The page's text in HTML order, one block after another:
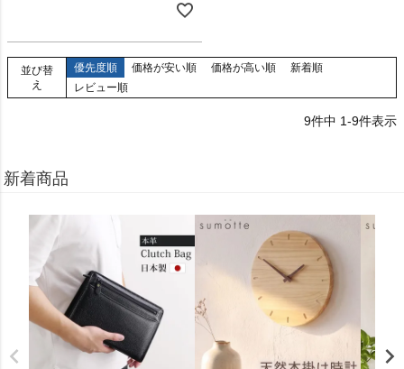
並び替
え
優先度順 価格が安い順 価格が高い順
新着順
レビュー順
9件中 1-9件表示
新着商品